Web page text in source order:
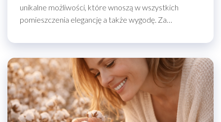
unikalne możliwości, które wnoszą w wszystkich
pomieszczenia elegancję a także wygodę. Za…